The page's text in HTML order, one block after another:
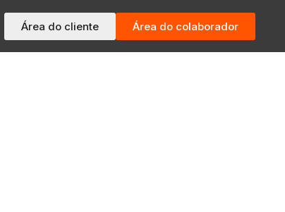
Área do cliente Área do colaborador